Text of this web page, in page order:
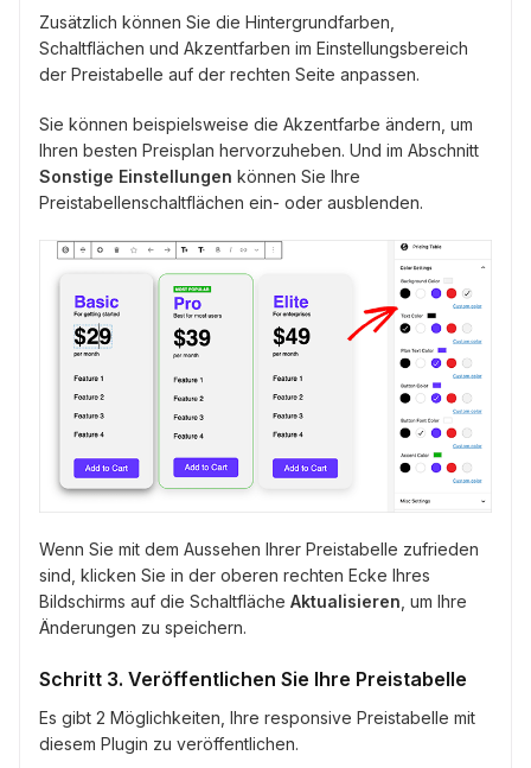
Zusätzlich können Sie die Hintergrundfarben,
Schaltflächen und Akzentfarben im Einstellungsbereich
der Preistabelle auf der rechten Seite anpassen.
Sie können beispielsweise die Akzentfarbe ändern, um
Ihren besten Preisplan hervorzuheben. Und im Abschnitt
Sonstige Einstellungen können Sie Ihre
Preistabellenschaltflächen ein- oder ausblenden.
Wenn Sie mit dem Aussehen Ihrer Preistabelle zufrieden
sind, klicken Sie in der oberen rechten Ecke Ihres
Bildschirms auf die Schaltfläche Aktualisieren , um Ihre
Änderungen zu speichern.
Schritt 3. Veröffentlichen Sie Ihre Preistabelle
Es gibt 2 Möglichkeiten, Ihre responsive Preistabelle mit
diesem Plugin zu veröffentlichen.